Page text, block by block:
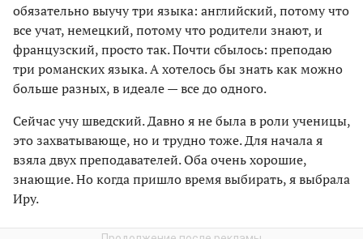
обязательно выучу три языка: английский, потому что
все учат, немецкий, потому что родители знают, и
французский, просто так. Почти сбылось: преподаю
три романских языка. А хотелось бы знать как можно
больше разных, в идеале — все до одного.
Сейчас учу шведский. Давно я не была в роли ученицы,
это захватывающе, но и трудно тоже. Для начала я
взяла двух преподавателей. Оба очень хорошие,
знающие. Но когда пришло время выбирать, я выбрала
Иру.